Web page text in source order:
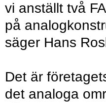
vi anställt två
på
säger Hans
Det är
det analoga